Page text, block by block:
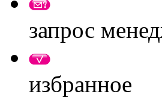
запрос
избранное